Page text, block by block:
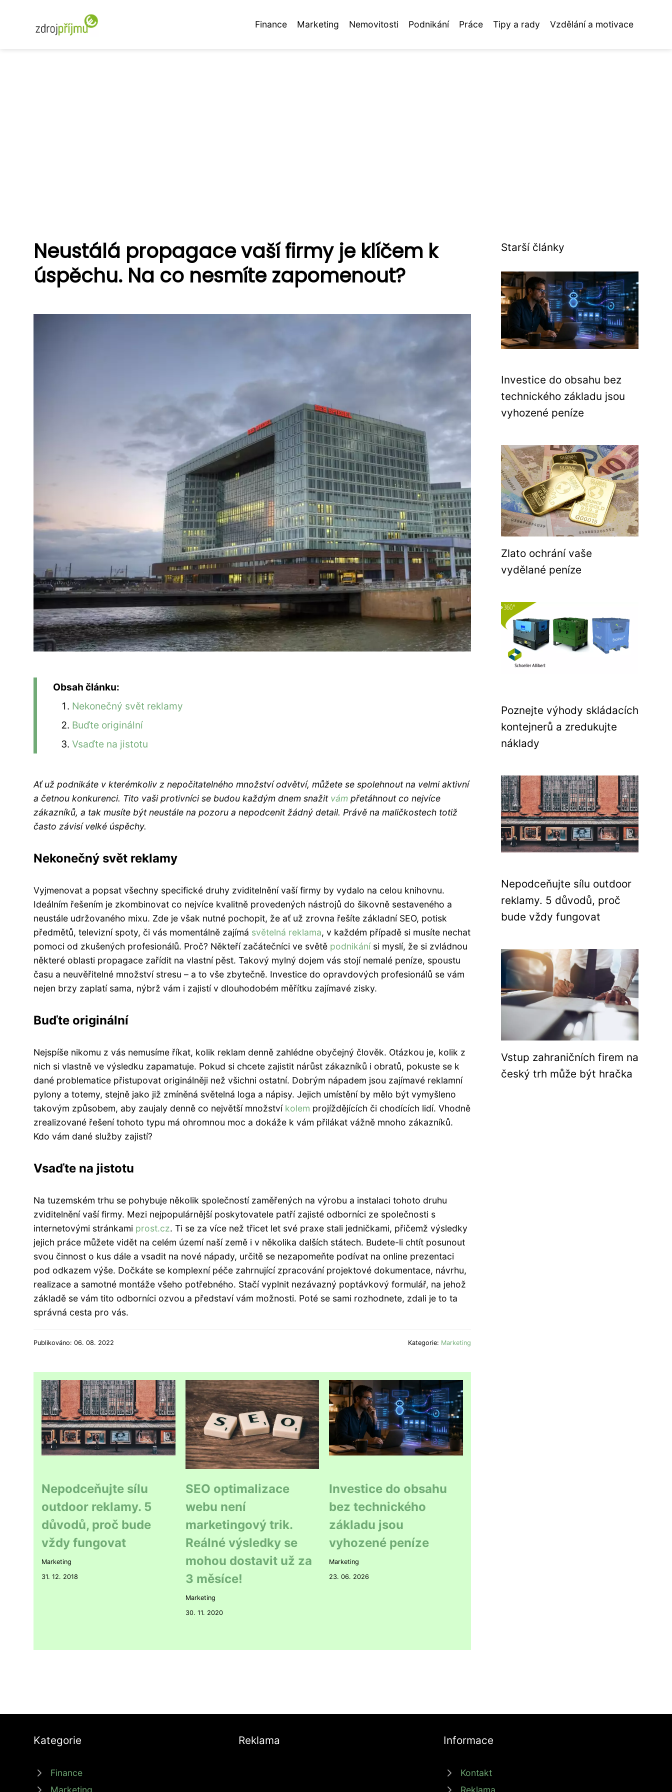
Finance Marketing Nemovitosti Podnikání Práce Tipy a rady Vzdělání a motivace
Neustálá propagace vaší firmy je klíčem k
úspěchu. Na co nesmíte zapomenout?
Obsah článku:
Nekonečný svět reklamy
Buďte originální
Vsaďte na jistotu
Ať už podnikáte v kterémkoliv z nepočitatelného množství odvětví, můžete se spolehnout na velmi aktivní
a četnou konkurenci. Tito vaši protivníci se budou každým dnem snažit vám přetáhnout co nejvíce
zákazníků, a tak musíte být neustále na pozoru a nepodcenit žádný detail. Právě na maličkostech totiž
často závisí velké úspěchy.
Nekonečný svět reklamy
Vyjmenovat a popsat všechny specifické druhy zviditelnění vaší firmy by vydalo na celou knihovnu.
Ideálním řešením je zkombinovat co nejvíce kvalitně provedených nástrojů do šikovně sestaveného a
neustále udržovaného mixu. Zde je však nutné pochopit, že ať už zrovna řešíte základní SEO, potisk
předmětů, televizní spoty, či vás momentálně zajímá světelná reklama, v každém případě si musíte nechat
pomoci od zkušených profesionálů. Proč? Někteří začátečníci ve světě podnikánísi myslí, že si zvládnou
některé oblasti propagace zařídit na vlastní pěst. Takový mylný dojem vás stojí nemalé peníze, spoustu
času a neuvěřitelné množství stresu – a to vše zbytečně. Investice do opravdových profesionálů se vám
nejen brzy zaplatí sama, nýbrž vám i zajistí v dlouhodobém měřítku zajímavé zisky.
Buďte originální
Nejspíše nikomu z vás nemusíme říkat, kolik reklam denně zahlédne obyčejný člověk. Otázkou je, kolik z
nich si vlastně ve výsledku zapamatuje. Pokud si chcete zajistit nárůst zákazníků i obratů, pokuste se k
dané problematice přistupovat originálněji než všichni ostatní. Dobrým nápadem jsou zajímavé reklamní
pylony a totemy, stejně jako již zmíněná světelná loga a nápisy. Jejich umístění by mělo být vymyšleno
takovým způsobem, aby zaujaly denně co největší množství kolem projíždějících či chodících lidí. Vhodně
zrealizované řešení tohoto typu má ohromnou moc a dokáže k vám přilákat vážně mnoho zákazníků.
Kdo vám dané služby zajistí?
Vsaďte na jistotu
Na tuzemském trhu se pohybuje několik společností zaměřených na výrobu a instalaci tohoto druhu
zviditelnění vaší firmy. Mezi nejpopulárnější poskytovatele patří zajisté odborníci ze společnosti s
internetovými stránkami prost.cz. Ti se za více než třicet let své praxe stali jedničkami, přičemž výsledky
jejich práce můžete vidět na celém území naší země i v několika dalších státech. Budete-li chtít posunout
svou činnost o kus dále a vsadit na nové nápady, určitě se nezapomeňte podívat na online prezentaci
pod odkazem výše. Dočkáte se komplexní péče zahrnující zpracování projektové dokumentace, návrhu,
realizace a samotné montáže všeho potřebného. Stačí vyplnit nezávazný poptávkový formulář, na jehož
základě se vám tito odborníci ozvou a představí vám možnosti. Poté se sami rozhodnete, zdali je to ta
správná cesta pro vás.
Publikováno: 06. 08. 2022 Kategorie: Marketing
Nepodceňujte sílu
outdoor reklamy. 5
důvodů, proč bude
vždy fungovat
Marketing
31. 12. 2018
SEO optimalizace
webu není
marketingový trik.
Reálné výsledky se
mohou dostavit už za
3 měsíce!
Marketing
30. 11. 2020
Investice do obsahu
bez technického
základu jsou
vyhozené peníze
Marketing
23. 06. 2026
Starší články
Investice do obsahu bez
technického základu jsou
vyhozené peníze
Zlato ochrání vaše
vydělané peníze
Poznejte výhody skládacích
kontejnerů a zredukujte
náklady
Nepodceňujte sílu outdoor
reklamy. 5 důvodů, proč
bude vždy fungovat
Vstup zahraničních firem na
český trh může být hračka
Kategorie
Finance
Marketing
Reklama Informace
Kontakt
Reklama